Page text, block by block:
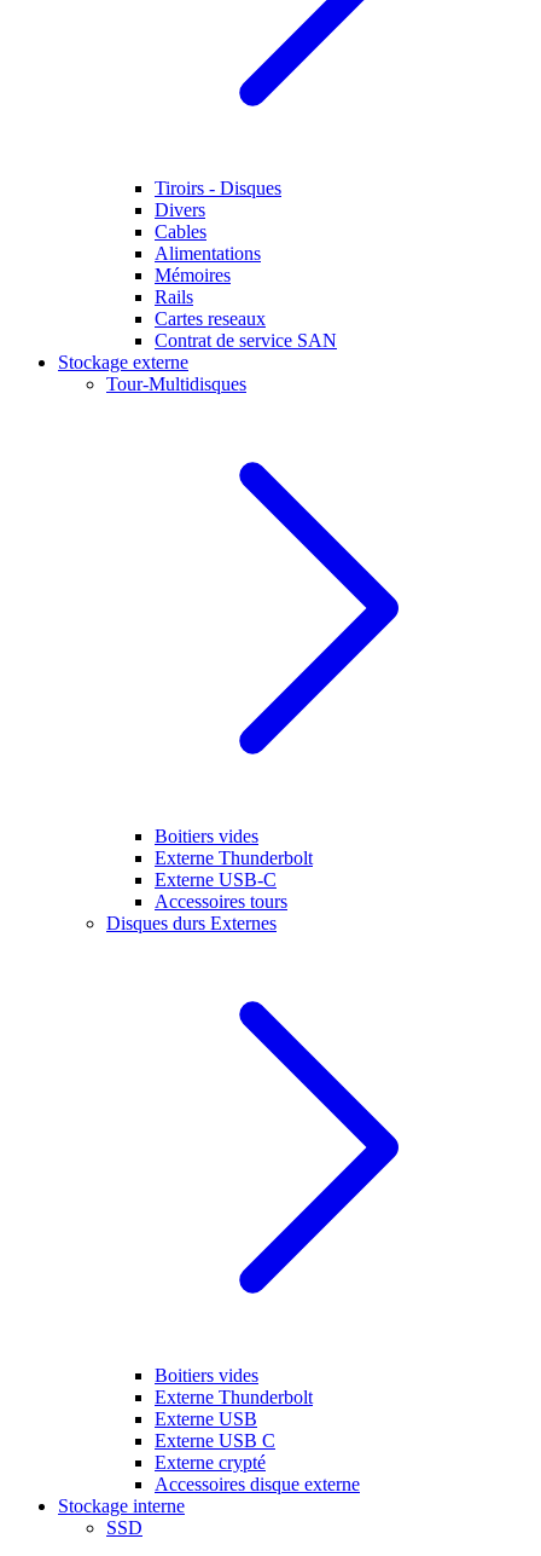
Tiroirs - Disques
Divers
Cables
Alimentations
Mémoires
Rails
Cartes reseaux
Contrat de service SAN
Stockage externe
Tour-Multidisques
Boitiers vides
Externe Thunderbolt
Externe USB-C
Accessoires tours
Disques durs Externes
Boitiers vides
Externe Thunderbolt
Externe USB
Externe USB C
Externe crypté
Accessoires disque externe
Stockage interne
SSD